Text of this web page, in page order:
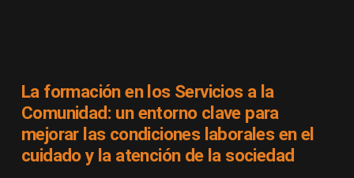
La formación en los Servicios a la
Comunidad: un entorno clave para
mejorar las condiciones laborales en el
cuidado y la atención de la sociedad